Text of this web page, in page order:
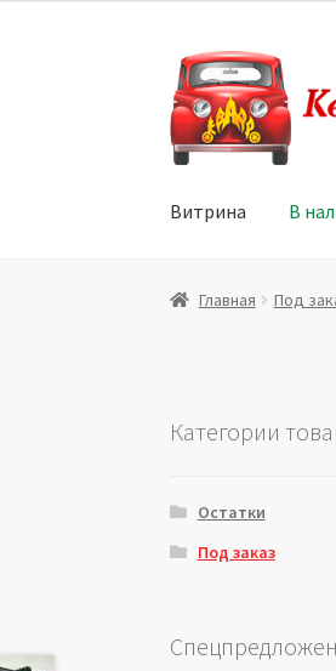
Перейти
к
навигации
Перейти
к
содержимому
Витрина В
Главная Витрина
Главная Под
Категории
Остатки
Под заказ